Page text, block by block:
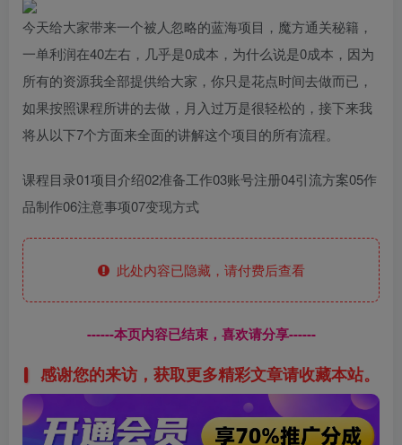
今天给大家带来一个被人忽略的蓝海项目，魔方通关秘籍，
一单利润在40左右，几乎是0成本，为什么说是0成本，因为
所有的资源我全部提供给大家，你只是花点时间去做而已，
如果按照课程所讲的去做，月入过万是很轻松的，接下来我
将从以下7个方面来全面的讲解这个项目的所有流程。
课程目录01项目介绍02准备工作03账号注册04引流方案05作
品制作06注意事项07变现方式
此处内容已隐藏，请付费后查看
------本页内容已结束，喜欢请分享------
感谢您的来访，获取更多精彩文章请收藏本站。